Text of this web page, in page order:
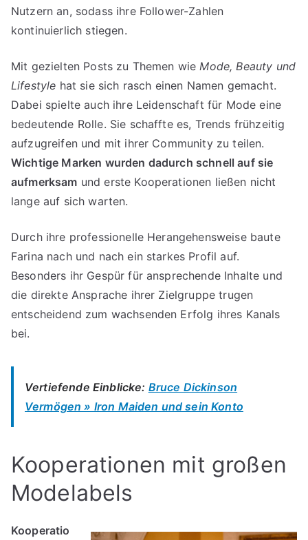
Nutzern an, sodass ihre Follower-Zahlen
kontinuierlich stiegen.
Mit gezielten Posts zu Themen wieMode, Beauty und
Lifestyle hat sie sich rasch einen Namen gemacht.
Dabei spielte auch ihre Leidenschaft für Mode eine
bedeutende Rolle. Sie schaffte es, Trends frühzeitig
aufzugreifen und mit ihrer Community zu teilen.
Wichtige Marken wurden dadurch schnell auf sie
aufmerksam und erste Kooperationen ließen nicht
lange auf sich warten.
Durch ihre professionelle Herangehensweise baute
Farina nach und nach ein starkes Profil auf.
Besonders ihr Gespür für ansprechende Inhalte und
die direkte Ansprache ihrer Zielgruppe trugen
entscheidend zum wachsenden Erfolg ihres Kanals
bei.
Vertiefende Einblicke: Bruce Dickinson
Vermögen » Iron Maiden und sein Konto
Kooperationen mit großen
Modelabels
Kooperatio